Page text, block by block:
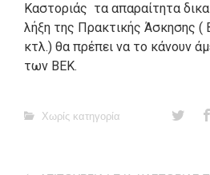
Καστοριάς τα απαραίτητα
λήξη της Πρακτικής Άσκησης (
κτλ.) θα πρέπει να το κάνουν
των ΒΕΚ.
Χωρίς κατηγορία